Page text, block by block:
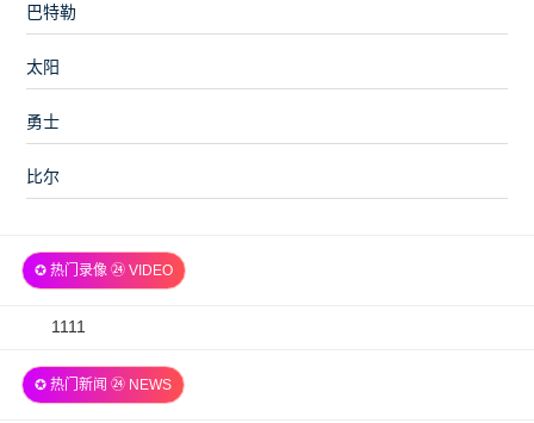
巴特勒
太阳
勇士
比尔
✪ 热门录像 ㉔ VIDEO
2026-
06
1111
✪ 热门新闻 ㉔ NEWS